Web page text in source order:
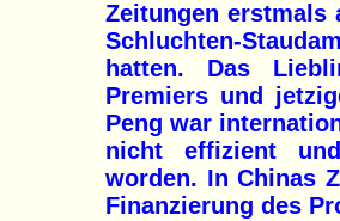
Zeitungen erstmals
Schluchten-
hatten. Das
Premiers und
Peng war
nicht effizient
worden. In Chinas
Finanzierung des